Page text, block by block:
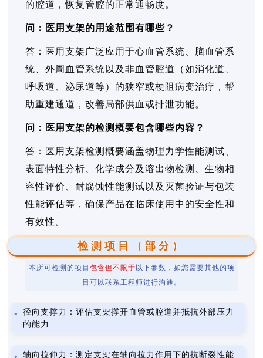
的腔道，恢复管腔的正常通畅度。
问：医用支架的用途范围有哪些？
答：医用支架广泛应用于心血管系统、脑血管系
统、外周血管系统以及非血管腔道（如消化道、
呼吸道、泌尿道等）的狭窄或梗阻病变治疗，帮
助重建通道，改善局部供血或排泄功能。
问：医用支架的检测概要包含哪些内容？
答：医用支架检测概要涵盖物理力学性能测试、
表面特性分析、化学成分及溶出物检测、生物相
容性评价、耐腐蚀性能测试以及灭菌验证与包装
性能评估等，确保产品在临床使用中的安全性和
有效性。
检测项目（部分）
本所可检测的项目 包含但不限于 以下参数，如您需要其他的项
目可以联系工程师进行沟通。
径向支撑力：评估支架撑开血管或腔道并抵抗外部压力
的能力
轴向拉伸力：测定支架在轴向拉力作用下的抗断裂性能